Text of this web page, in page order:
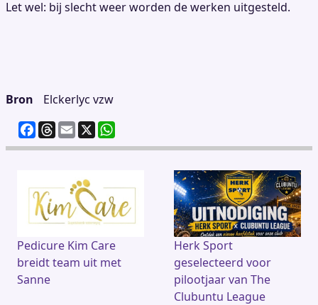
Let wel: bij slecht weer worden de werken uitgesteld.
Bron Elckerlyc vzw
F
a
c
b
o
o
k
T
h
re
d
s
E
m
ai
l
X
h
at
A
p
p
Pedicure Kim Care
breidt team uit met
Sanne
Herk Sport
geselecteerd voor
pilootjaar van The
Clubuntu League